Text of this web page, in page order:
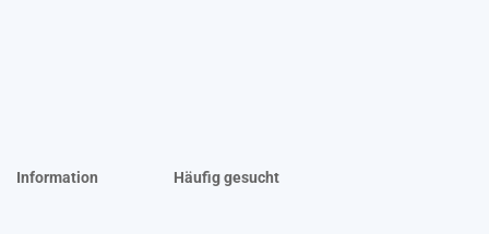
Information Häufig gesucht